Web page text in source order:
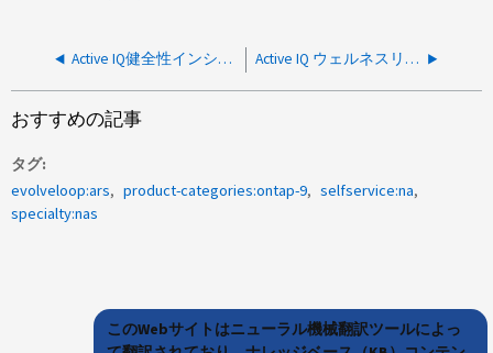
Active IQ健全性インシデント：SECDの応答がないためにCIFS認証またはNFS認証が失敗する Active IQ ウェルネスリスク：KDC は暗号化タイプ (KRB5KDC ERR ETYPE NOSUPP) イベントをサポートしていません
おすすめの記事
タグ
evolveloop:ars
product-categories:ontap-9
selfservice:na
specialty:nas
このWebサイトはニューラル機械翻訳ツールによっ